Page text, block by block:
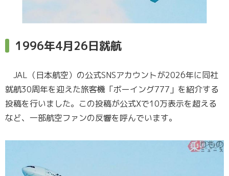
1996年4月26日就航
JAL（日本航空）の公式SNSアカウントが2026年に同社
就航30周年を迎えた旅客機「ボーイング777」を紹介する
投稿を行いました。この投稿が公式Xで10万表示を超える
など、一部航空ファンの反響を呼んでいます。